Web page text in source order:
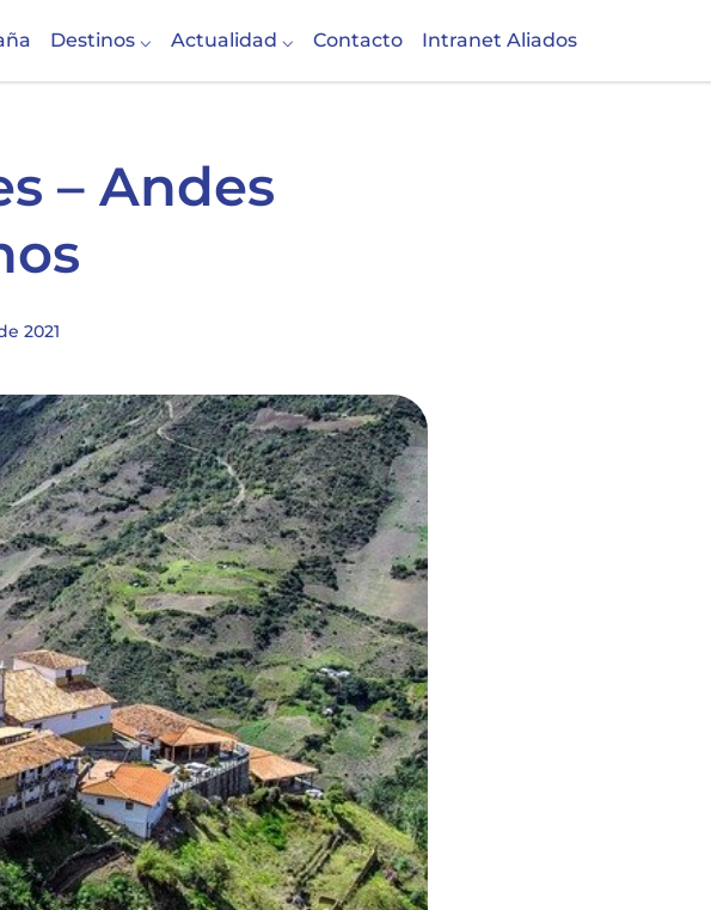
Destinos Actualidad Contacto Intranet Aliados
– Andes
2021